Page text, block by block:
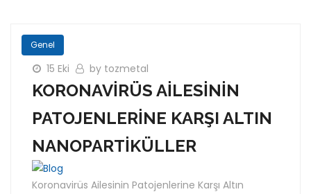
Genel
15 Eki by tozmetal
KORONAVİRÜS AİLESİNİN
PATOJENLERİNE KARŞI ALTIN
NANOPARTİKÜLLER
Koronavirüs Ailesinin Patojenlerine Karşı Altın